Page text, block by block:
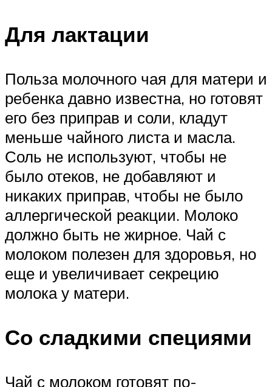
Для лактации
Польза молочного чая для матери и
ребенка давно известна, но готовят
его без приправ и соли, кладут
меньше чайного листа и масла.
Соль не используют, чтобы не
было отеков, не добавляют и
никаких приправ, чтобы не было
аллергической реакции. Молоко
должно быть не жирное. Чай с
молоком полезен для здоровья, но
еще и увеличивает секрецию
молока у матери.
Со сладкими специями
Чай с молоком готовят по-